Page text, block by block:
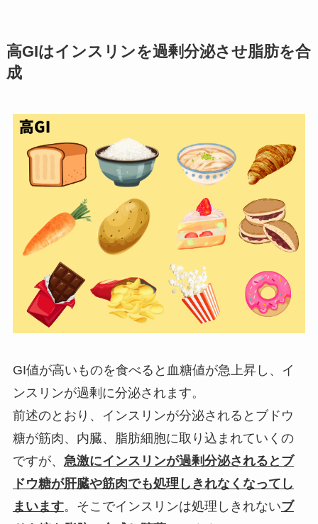
高GIはインスリンを過剰分泌させ脂肪を合
成
GI値が高いものを食べると血糖値が急上昇し、イ
ンスリンが過剰に分泌されます。
前述のとおり、インスリンが分泌されるとブドウ
糖が筋肉、内臓、脂肪細胞に取り込まれていくの
ですが、 急激にインスリンが過剰分泌されるとブ
ドウ糖が肝臓や筋肉でも処理しきれなくなってし
まいます。そこでインスリンは処理しきれないブ